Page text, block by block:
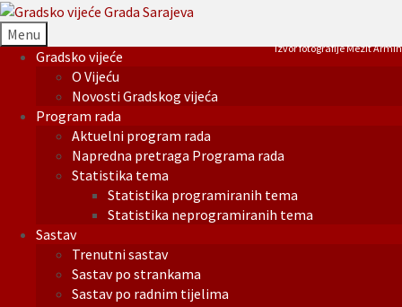
Menu
Gradsko vijeće
O Vijeću
Novosti Gradskog vijeća
Program rada
Aktuelni program rada
Napredna pretraga Programa rada
Statistika tema
Statistika programiranih tema
Statistika neprogramiranih tema
Sastav
Trenutni sastav
Sastav po strankama
Sastav po radnim tijelima
Izvor fotografije Mezit Armin